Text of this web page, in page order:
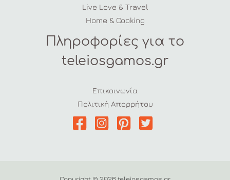
Live Love & Travel
Home & Cooking
Πληροφορίες για το
teleiosgamos.gr
Επικοινωνία
Πολιτική Απορρήτου